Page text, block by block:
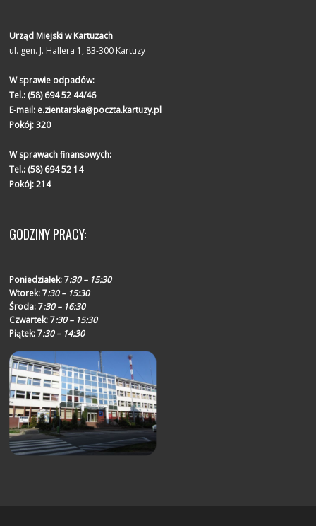
Urząd Miejski w Kartuzach
ul. gen. J. Hallera 1, 83-300 Kartuzy
W sprawie odpadów:
Tel.: (58) 694 52 44/46
E-mail: e.zientarska@poczta.kartuzy.pl
Pokój: 320
W sprawach finansowych:
Tel.: (58) 694 52 14
Pokój: 214
GODZINY PRACY:
Poniedziałek:7:30 – 15:30
Wtorek:7:30 – 15:30
Środa:7:30 – 16:30
Czwartek:7:30 – 15:30
Piątek:7:30 – 14:30